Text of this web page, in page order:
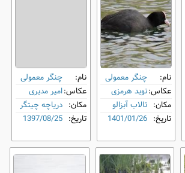
نام:
چنگر معمولی
عکاس:نوید هرمزی
مکان: تالاب آبزالو
تاریخ: 1401/01/26
نام:
چنگر معمولی
عکاس:امیر مدیری
مکان: دریاچه چیتگر
تاریخ: 1397/08/25